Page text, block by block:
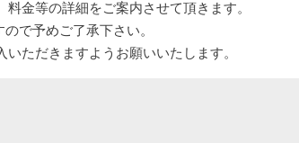
金等の詳細をご案内させて頂きます。
で予めご了承下さい。
ただきますようお願いいたします。